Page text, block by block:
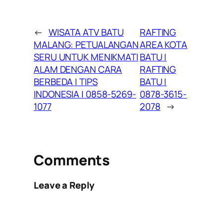
← WISATA ATV BATU
MALANG: PETUALANGAN
SERU UNTUK MENIKMATI
ALAM DENGAN CARA
BERBEDA | TIPS
INDONESIA | 0858-5269-
1077
RAFTING
AREA KOTA
BATU |
RAFTING
BATU |
0878-3615-
2078 →
Comments
Leave a Reply